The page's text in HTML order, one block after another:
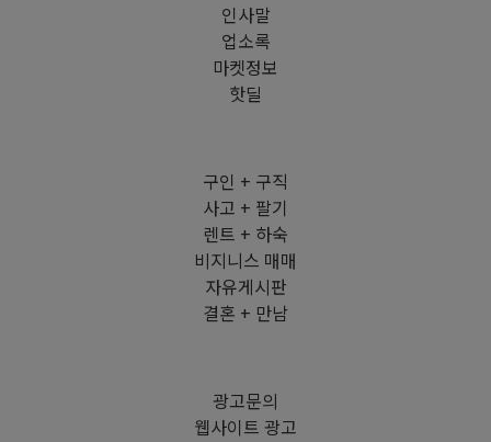
인사말
업소록
마켓정보
핫딜
구인 + 구직
사고 + 팔기
렌트 + 하숙
비지니스 매매
자유게시판
결혼 + 만남
광고문의
웹사이트 광고